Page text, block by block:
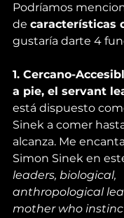
Podríamos
de características
gustaría darte 4
1. Cercano-
a pie, el servant
está dispuesto
Sinek a comer
alcanza. Me
Simon Sinek en
leaders, biological,
anthropological
mother who